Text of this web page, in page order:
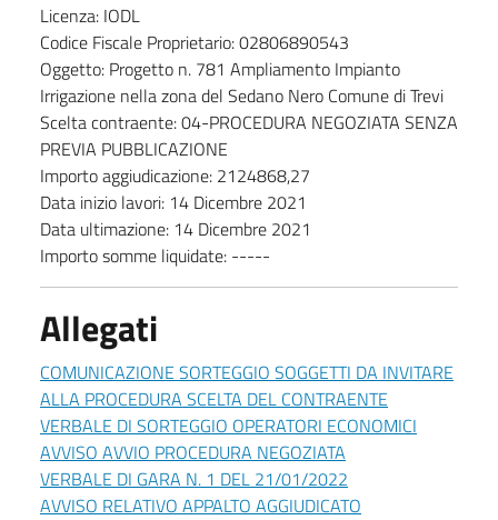
Licenza: IODL
Codice Fiscale Proprietario: 02806890543
Oggetto: Progetto n. 781 Ampliamento Impianto
Irrigazione nella zona del Sedano Nero Comune di Trevi
Scelta contraente: 04-PROCEDURA NEGOZIATA SENZA
PREVIA PUBBLICAZIONE
Importo aggiudicazione: 2124868,27
Data inizio lavori: 14 Dicembre 2021
Data ultimazione: 14 Dicembre 2021
Importo somme liquidate: -----
Allegati
COMUNICAZIONE SORTEGGIO SOGGETTI DA INVITARE
ALLA PROCEDURA SCELTA DEL CONTRAENTE
VERBALE DI SORTEGGIO OPERATORI ECONOMICI
AVVISO AVVIO PROCEDURA NEGOZIATA
VERBALE DI GARA N. 1 DEL 21/01/2022
AVVISO RELATIVO APPALTO AGGIUDICATO